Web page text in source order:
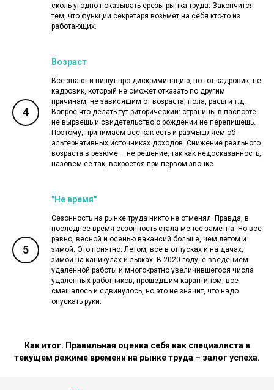
сколь угодно показывать срезы рынка труда. Закончится
тем, что функции секретаря возьмет на себя кто-то из
работающих.
4
Возраст
Все знают и пишут про дискриминацию, но тот кадровик, не
кадровик, который не сможет отказать по другим
причинам, не зависящим от возраста, пола, расы и т.д.
Вопрос что делать тут риторический: страницы в паспорте
не вырвешь и свидетельство о рождении не перепишешь.
Поэтому, принимаем все как есть и размышляем об
альтернативных источниках доходов. Снижение реального
возраста в резюме – не решение, так как недосказанность,
назовем ее так, вскроется при первом звонке.
5
"Не время"
Сезонность на рынке труда никто не отменял. Правда, в
последнее время сезонность стала менее заметна. Но все
равно, весной и осенью вакансий больше, чем летом и
зимой. Это понятно. Летом, все в отпусках и на дачах,
зимой на каникулах и лыжах. В 2020 году, с введением
удаленной работы и многократно увеличившегося числа
удаленных работников, прошедшим карантином, все
смешалось и сдвинулось, но это не значит, что надо
опускать руки.
Как итог. Правильная оценка себя как специалиста в
текущем режиме времени на рынке труда – залог успеха.